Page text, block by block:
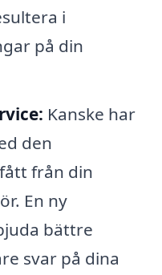
i
på din
Kanske har
den
från din
En ny
bättre
svar på dina